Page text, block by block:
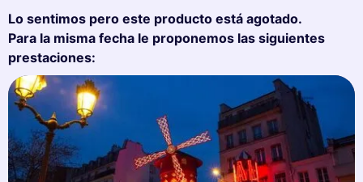
Lo sentimos pero este producto está agotado.
Para la misma fecha le proponemos las siguientes
prestaciones: